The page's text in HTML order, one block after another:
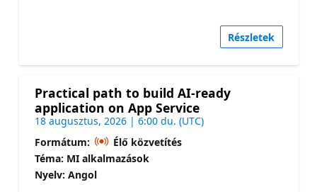
Részletek
Practical path to build AI-ready
application on App Service
18 augusztus, 2026 | 6:00 du. (UTC)
Formátum:
Élő közvetítés
Téma: MI alkalmazások
Nyelv: Angol